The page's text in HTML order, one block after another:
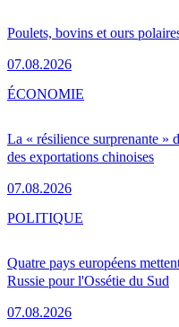
Poulets, bovins et ours
07.08.2026
La « résilience surprenante »
des exportations chinoises
07.08.2026
ÉCONOMIE
Quatre pays européens
Russie pour l'Ossétie du Sud
07.08.2026
POLITIQUE